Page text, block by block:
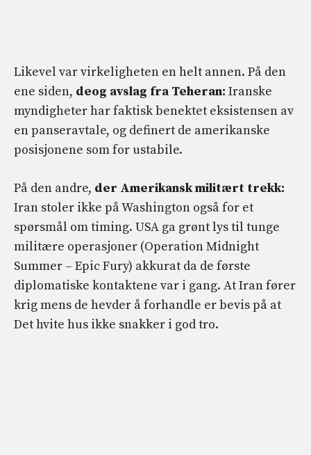
Likevel var virkeligheten en helt annen. På den
ene siden, deog avslag fra Teheran: Iranske
myndigheter har faktisk benektet eksistensen av
en panseravtale, og definert de amerikanske
posisjonene som for ustabile.
På den andre, der Amerikansk militært trekk:
Iran stoler ikke på Washington også for et
spørsmål om timing. USA ga grønt lys til tunge
militære operasjoner (Operation Midnight
Summer – Epic Fury) akkurat da de første
diplomatiske kontaktene var i gang. At Iran fører
krig mens de hevder å forhandle er bevis på at
Det hvite hus ikke snakker i god tro.